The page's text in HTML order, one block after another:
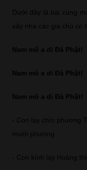
Dưới đây là bài cúng
xây nhà các gia chủ có
Nam mô a di Đà Phật!
Nam mô a di Đà Phật!
Nam mô a di Đà Phật!
- Con lạy chín phương
mười phương
- Con kính lạy Hoàng